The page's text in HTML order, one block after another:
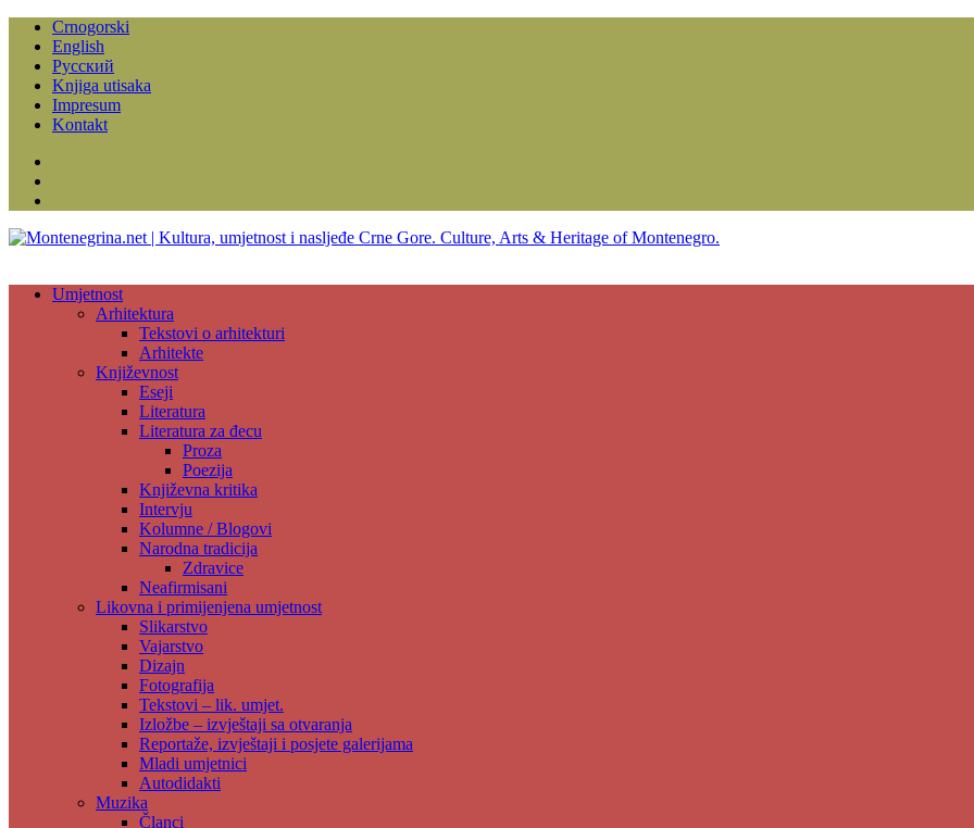
Crnogorski
English
Русский
Knjiga utisaka
Impresum
Kontakt
Umjetnost
Arhitektura
Tekstovi o arhitekturi
Arhitekte
Književnost
Eseji
Literatura
Literatura za đecu
Proza
Poezija
Književna kritika
Intervju
Kolumne / Blogovi
Narodna tradicija
Zdravice
Neafirmisani
Likovna i primijenjena umjetnost
Slikarstvo
Vajarstvo
Dizajn
Fotografija
Tekstovi – lik. umjet.
Izložbe – izvještaji sa otvaranja
Reportaže, izvještaji i posjete galerijama
Mladi umjetnici
Autodidakti
Muzika
Članci